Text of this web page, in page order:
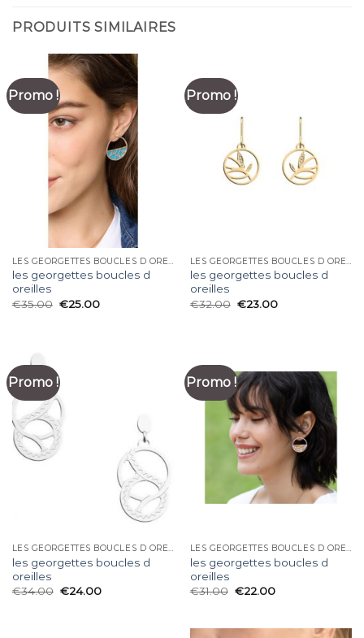
PRODUITS SIMILAIRES
Promo !
LES GEORGETTES BOUCLES D OREILLES
les georgettes boucles d
oreilles
€35.00 €25.00
Promo !
LES GEORGETTES BOUCLES D OREILLES
les georgettes boucles d
oreilles
€32.00 €23.00
Promo !
LES GEORGETTES BOUCLES D OREILLES
les georgettes boucles d
oreilles
€34.00 €24.00
Promo !
LES GEORGETTES BOUCLES D OREILLES
les georgettes boucles d
oreilles
€31.00 €22.00